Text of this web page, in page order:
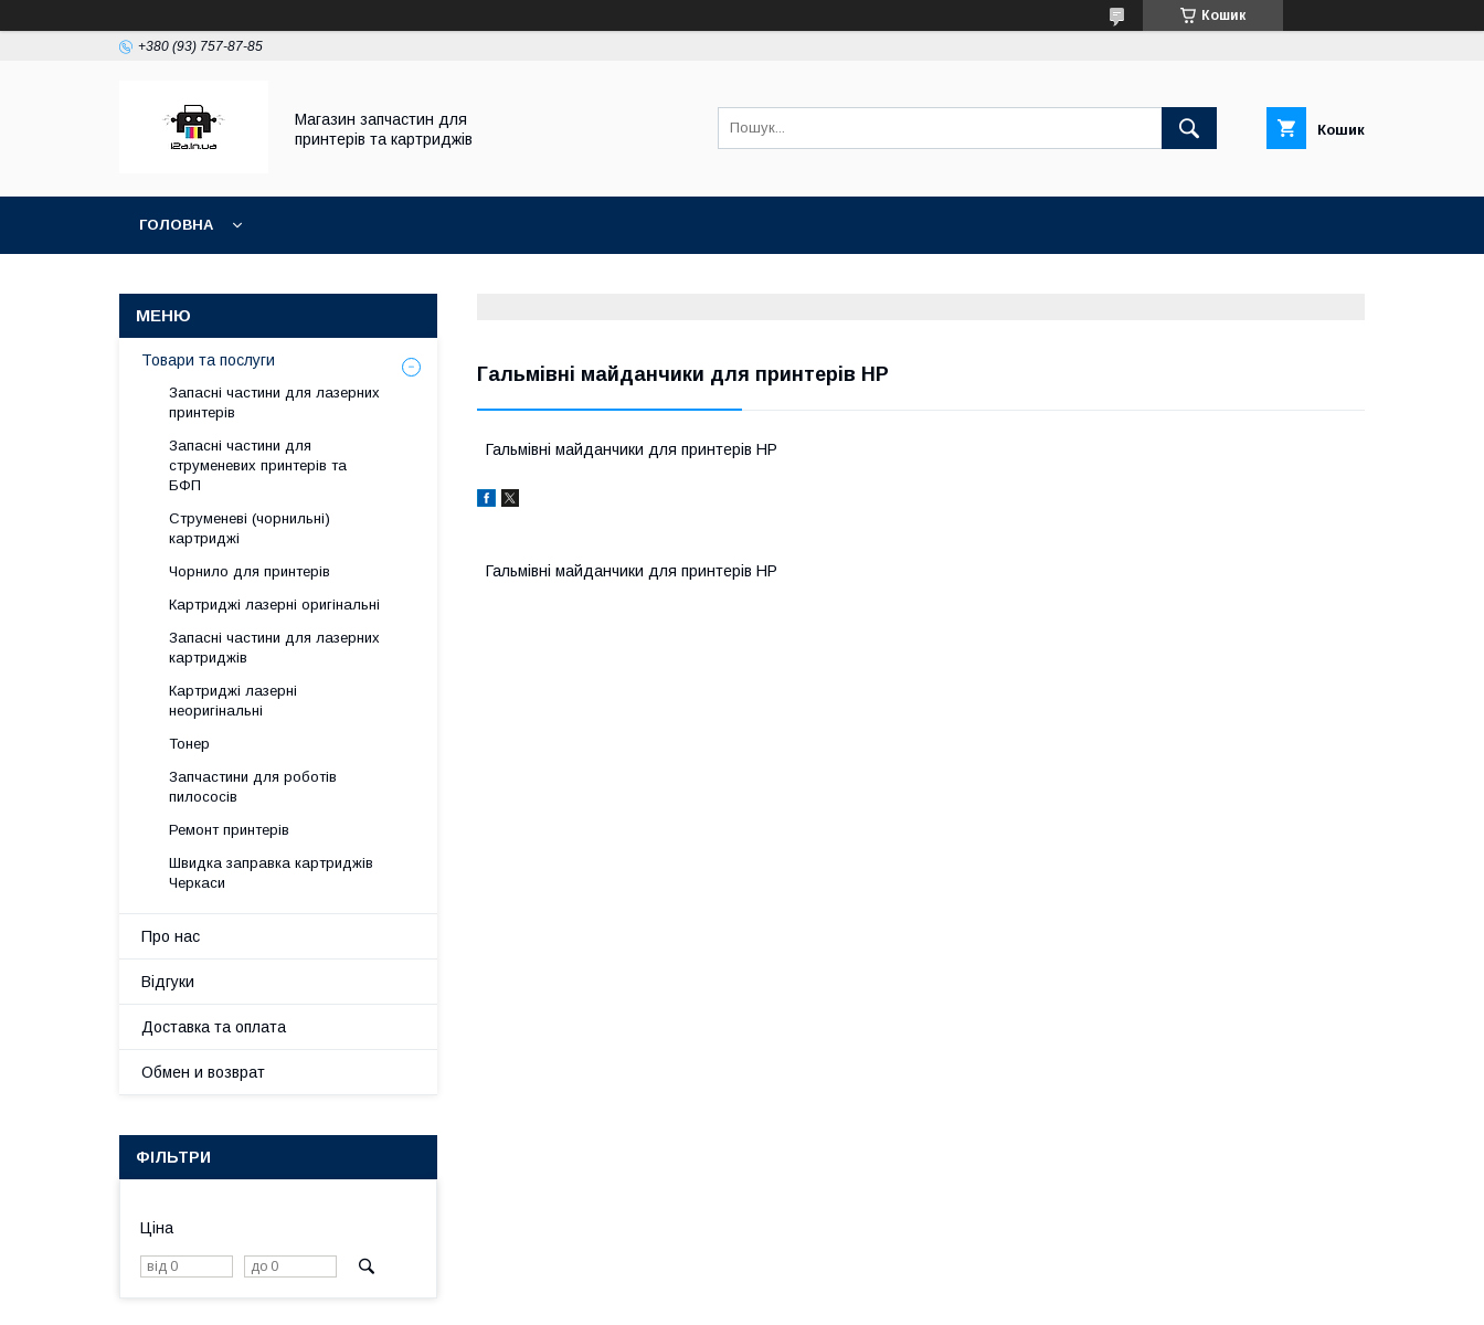
Кошик
+380 (93) 757-87-85
Магазин запчастин для
принтерів та картриджів
Кошик
ГОЛОВНА
Гальмівні майданчики для принтерів HP
Гальмівні майданчики для принтерів HP
Гальмівні майданчики для принтерів HP
Товари та послуги
Запасні частини для лазерних
принтерів
Запасні частини для
струменевих принтерів та
БФП
Струменеві (чорнильні)
картриджі
Чорнило для принтерів
Картриджі лазерні оригінальні
Запасні частини для лазерних
картриджів
Картриджі лазерні
неоригінальні
Тонер
Запчастини для роботів
пилососів
Ремонт принтерів
Швидка заправка картриджів
Черкаси
Про нас
Відгуки
Доставка та оплата
Обмен и возврат
ФІЛЬТРИ
Ціна